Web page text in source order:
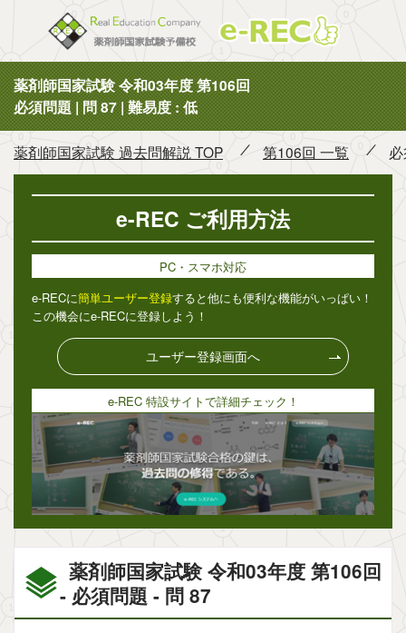
薬剤師国家試験 令和03年度 第106回
必須問題 | 問 87 | 難易度 : 低
薬剤師国家試験 過去問解説 TOP 第106回 一覧
薬剤師国家試験 令和03年度 第106回
- 必須問題 - 問 87
e-REC ご利用方法
PC・スマホ対応
e-RECに簡単ユーザー登録すると他にも便利な機能がいっぱい！
この機会にe-RECに登録しよう！
ユーザー登録画面へ
e-REC 特設サイトで詳細チェック！